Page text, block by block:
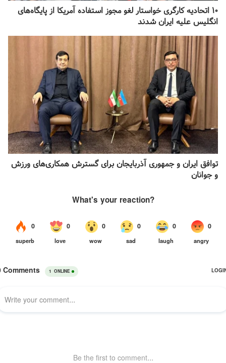
۱۰ اتحادیه کارگری خواستار لغو مجوز استفاده آمریکا از پایگاه‌های
انگلیس علیه ایران شدند
توافق ایران و جمهوری آذربایجان برای گسترش همکاری‌های ورزش
و جوانان